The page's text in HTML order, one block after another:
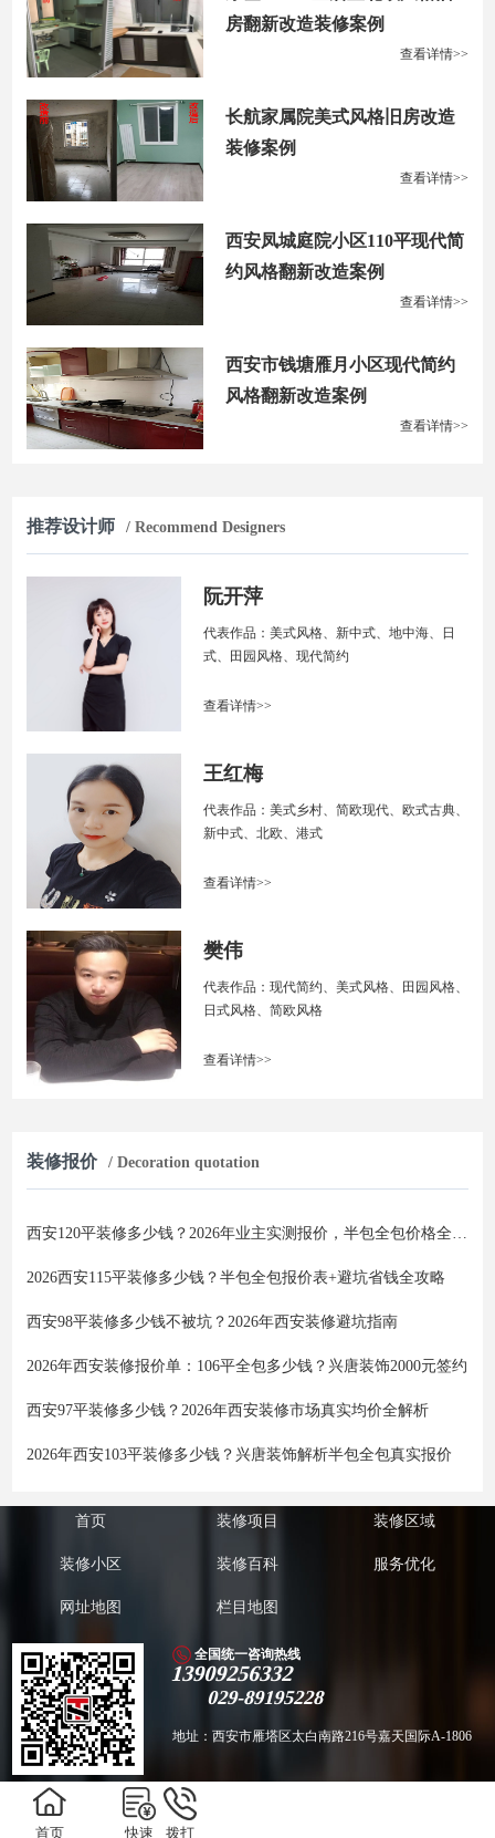
房翻新改造装修案例
查看详情>>
长航家属院美式风格旧房改造
装修案例
查看详情>>
西安凤城庭院小区110平现代简
约风格翻新改造案例
查看详情>>
西安市钱塘雁月小区现代简约
风格翻新改造案例
查看详情>>
推荐设计师 / Recommend Designers
阮开萍
代表作品：美式风格、新中式、地中海、日
式、田园风格、现代简约
查看详情>>
王红梅
代表作品：美式乡村、简欧现代、欧式古典、
新中式、北欧、港式
查看详情>>
樊伟
代表作品：现代简约、美式风格、田园风格、
日式风格、简欧风格
查看详情>>
装修报价 / Decoration quotation
西安120平装修多少钱？2026年业主实测报价，半包全包价格全解析
2026西安115平装修多少钱？半包全包报价表+避坑省钱全攻略
西安98平装修多少钱不被坑？2026年西安装修避坑指南
2026年西安装修报价单：106平全包多少钱？兴唐装饰2000元签约
西安97平装修多少钱？2026年西安装修市场真实均价全解析
2026年西安103平装修多少钱？兴唐装饰解析半包全包真实报价
首页 装修项目 装修区域
装修小区 装修百科 服务优化
网址地图 栏目地图
全国统一咨询热线
13909256332
029-89195228
地址：西安市雁塔区太白南路216号嘉天国际A-1806
版权所有 Copyright ©️ 2011-2018西安兴唐饰家装饰工程有限公司 备案号：
首页 快速 拨打